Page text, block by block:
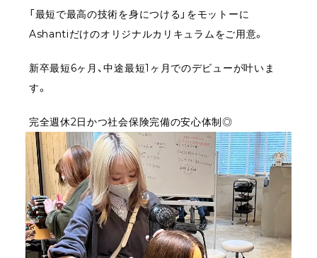
「最短で最高の技術を身につける」をモットーに
Ashantiだけのオリジナルカリキュラムをご用意。
新卒最短6ヶ月、中途最短1ヶ月でのデビューが叶いま
す。
完全週休2日かつ社会保険完備の安心体制◎